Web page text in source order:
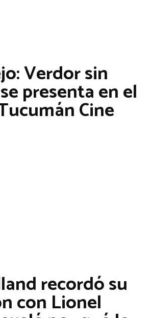
Verdor sin
presenta en el
Cine
recordó su
con Lionel